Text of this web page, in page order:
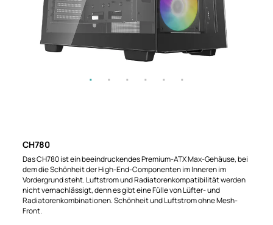
CH780
Das CH780 ist ein beeindruckendes Premium-ATX Max-Gehäuse, bei
dem die Schönheit der High-End-Componenten im Inneren im
Vordergrund steht. Luftstrom und Radiatorenkompatibilität werden
nicht vernachlässigt, denn es gibt eine Fülle von Lüfter- und
Radiatorenkombinationen. Schönheit und Luftstrom ohne Mesh-
Front.